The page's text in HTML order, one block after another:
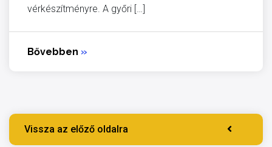
vérkészítményre. A győri […]
Bővebben »
Vissza az előző oldalra